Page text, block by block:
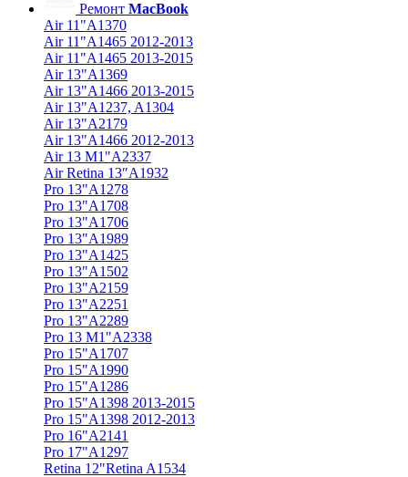
Ремонт MacBook
Air 11"A1370
Air 11"A1465 2012-2013
Air 11"A1465 2013-2015
Air 13"A1369
Air 13"A1466 2013-2015
Air 13"A1237, A1304
Air 13"A2179
Air 13"A1466 2012-2013
Air 13 M1"A2337
Air Retina 13″A1932
Pro 13"A1278
Pro 13"A1708
Pro 13"A1706
Pro 13"A1989
Pro 13"A1425
Pro 13"A1502
Pro 13"A2159
Pro 13"A2251
Pro 13"A2289
Pro 13 M1"A2338
Pro 15"A1707
Pro 15"A1990
Pro 15"A1286
Pro 15"A1398 2013-2015
Pro 15"A1398 2012-2013
Pro 16"A2141
Pro 17"A1297
Retina 12"Retina A1534